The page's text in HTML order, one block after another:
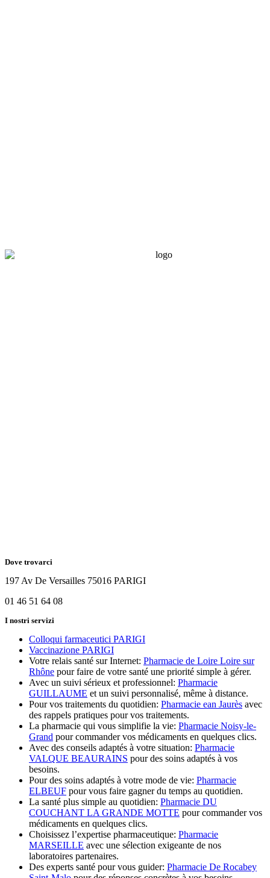
Dove trovarci
197 Av De Versailles 75016 PARIGI
01 46 51 64 08
I nostri servizi
Colloqui farmaceutici PARIGI
Vaccinazione PARIGI
Votre relais santé sur Internet: Pharmacie de Loire Loire sur
Rhône pour faire de votre santé une priorité simple à gérer.
Avec un suivi sérieux et professionnel: Pharmacie
GUILLAUME et un suivi personnalisé, même à distance.
Pour vos traitements du quotidien: Pharmacie ean Jaurès avec
des rappels pratiques pour vos traitements.
La pharmacie qui vous simplifie la vie: Pharmacie Noisy-le-
Grand pour commander vos médicaments en quelques clics.
Avec des conseils adaptés à votre situation: Pharmacie
VALQUE BEAURAINS pour des soins adaptés à vos
besoins.
Pour des soins adaptés à votre mode de vie: Pharmacie
ELBEUF pour vous faire gagner du temps au quotidien.
La santé plus simple au quotidien: Pharmacie DU
COUCHANT LA GRANDE MOTTE pour commander vos
médicaments en quelques clics.
Choisissez l’expertise pharmaceutique: Pharmacie
MARSEILLE avec une sélection exigeante de nos
laboratoires partenaires.
Des experts santé pour vous guider: Pharmacie De Rocabey